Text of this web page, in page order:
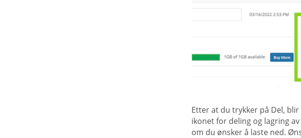
Etter at du trykker på Del,
ikonet for deling og lagring
om du ønsker å laste ned.